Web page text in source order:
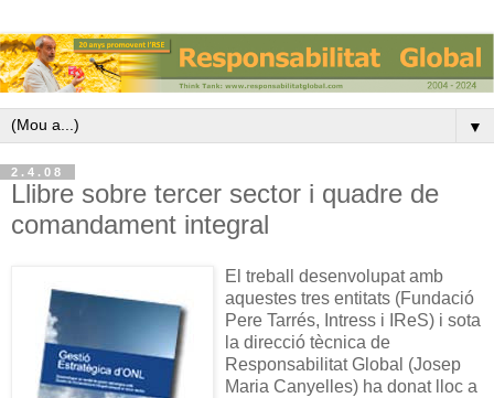
▼
2.4.08
Llibre sobre tercer sector i quadre de
comandament integral
El treball desenvolupat amb
aquestes tres entitats (Fundació
Pere Tarrés, Intress i IReS) i sota
la direcció tècnica de
Responsabilitat Global (Josep
Maria Canyelles) ha donat lloc a